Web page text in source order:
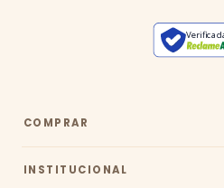
COMPRAR
INSTITUCIONAL